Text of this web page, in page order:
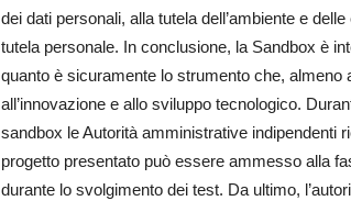
dei dati personali, alla tutela dell’ambiente e
tutela personale. In conclusione, la Sandbox è
quanto è sicuramente lo strumento che,
all’innovazione e allo sviluppo tecnologico.
sandbox le Autorità amministrative indipendenti
progetto presentato può essere ammesso alla
durante lo svolgimento dei test. Da ultimo,